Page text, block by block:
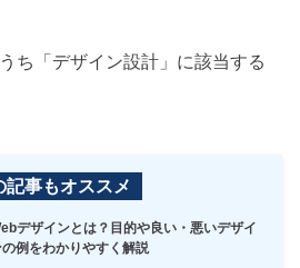
ち「デザイン設計」に該当する
記事もオススメ
デザインとは？目的や良い・悪いデザイ
の例をわかりやすく解説